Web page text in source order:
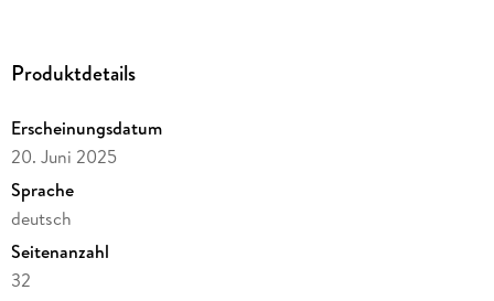
ran kuschelt, während man gespannt eine Geschichte
verfolgt und dazu viele bunte Bilder ansieht? Vorlesen ist
Kindern, fördert emotionale und soziale Kompetenzen und
weckt in ihnen auch später Interesse am Lesen. Die Autorin
Karin Keck lebt mit ihrer Familie in Isny im schönen Allgäu.
Seit ihrer Kindheit liebt sie Bilderbücher, besaß sogar mehr
Bücher als Spielsachen. Ihr großer Traum war es schonimmer,
Kinderbücher zu schreiben.
Produktdetails
Erscheinungsdatum
20. Juni 2025
Sprache
deutsch
Seitenanzahl
32